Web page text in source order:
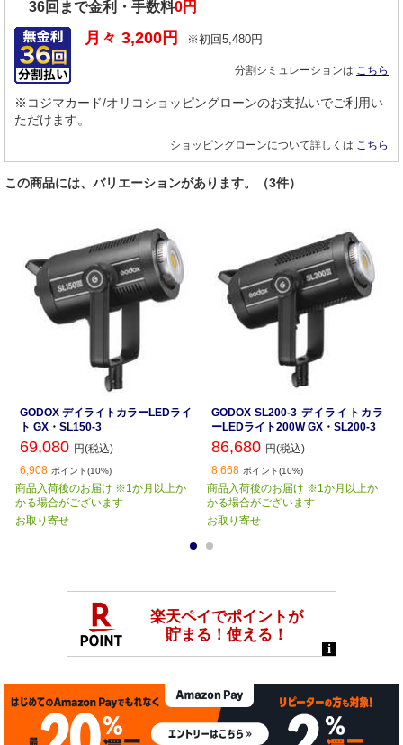
36回まで金利・手数料0円
月々 3,200 円 ※初回5,480円
分割シミュレーションは こちら
※コジマカード/オリコショッピングローンのお支払いでご利用い
ただけます。
ショッピングローンについて詳しくは こちら
この商品には、バリエーションがあります。（3件）
GODOX デイライトカラーLEDライ
ト GX・SL150-3
69,080 円(税込)
6,908 ポイント(10%)
商品入荷後のお届け ※1か月以上か
かる場合がございます
お取り寄せ
GODOX SL200-3 デイライトカラ
ーLEDライト200W GX・SL200-3
86,680 円(税込)
8,668 ポイント(10%)
商品入荷後のお届け ※1か月以上か
かる場合がございます
お取り寄せ